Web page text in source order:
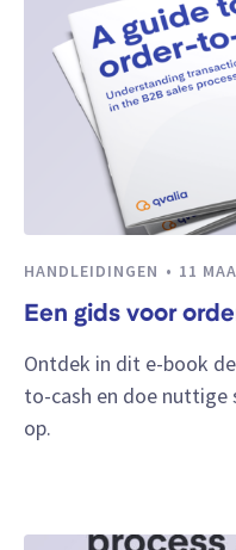
HANDLEIDINGEN 11
Een gids voor
Ontdek in dit e-book
to-cash en doe nuttige
op.